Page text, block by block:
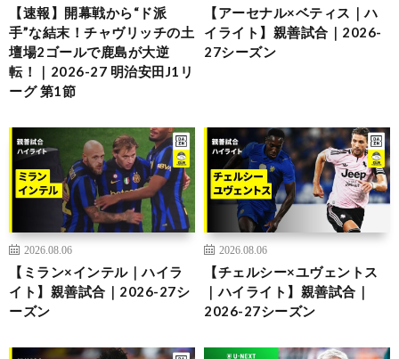
【速報】開幕戦から“ド派
手”な結末！チャヴリッチの土
壇場2ゴールで鹿島が大逆
転！｜2026-27 明治安田J1リ
ーグ 第1節
【アーセナル×ベティス｜ハ
イライト】親善試合｜2026-
27シーズン
2026.08.06
【ミラン×インテル｜ハイラ
イト】親善試合｜2026-27シ
ーズン
2026.08.06
【チェルシー×ユヴェントス
｜ハイライト】親善試合｜
2026-27シーズン